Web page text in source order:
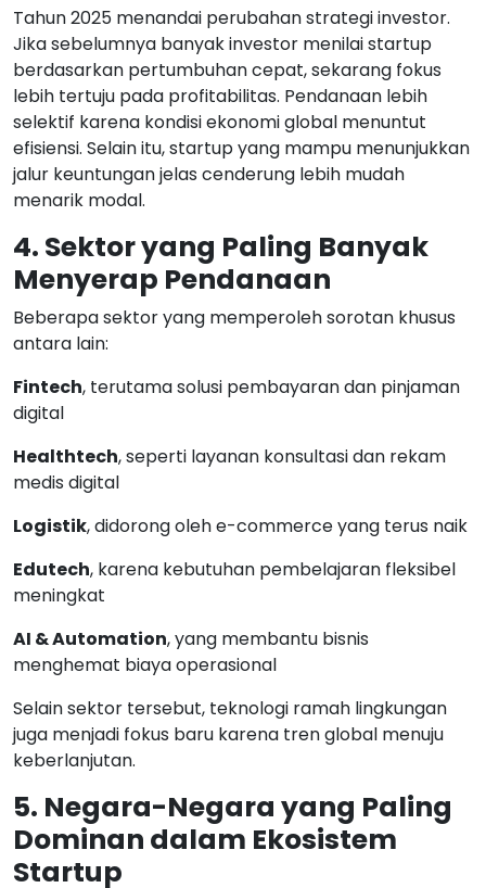
Tahun 2025 menandai perubahan strategi investor.
Jika sebelumnya banyak investor menilai startup
berdasarkan pertumbuhan cepat, sekarang fokus
lebih tertuju pada profitabilitas. Pendanaan lebih
selektif karena kondisi ekonomi global menuntut
efisiensi. Selain itu, startup yang mampu menunjukkan
jalur keuntungan jelas cenderung lebih mudah
menarik modal.
4. Sektor yang Paling Banyak
Menyerap Pendanaan
Beberapa sektor yang memperoleh sorotan khusus
antara lain:
Fintech, terutama solusi pembayaran dan pinjaman
digital
Healthtech, seperti layanan konsultasi dan rekam
medis digital
Logistik, didorong oleh e-commerce yang terus naik
Edutech, karena kebutuhan pembelajaran fleksibel
meningkat
AI & Automation, yang membantu bisnis
menghemat biaya operasional
Selain sektor tersebut, teknologi ramah lingkungan
juga menjadi fokus baru karena tren global menuju
keberlanjutan.
5. Negara-Negara yang Paling
Dominan dalam Ekosistem
Startup